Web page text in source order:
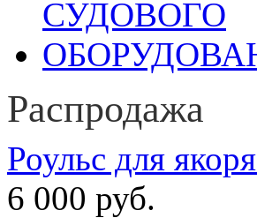
Распродажа
Роульс для
6 000 руб.